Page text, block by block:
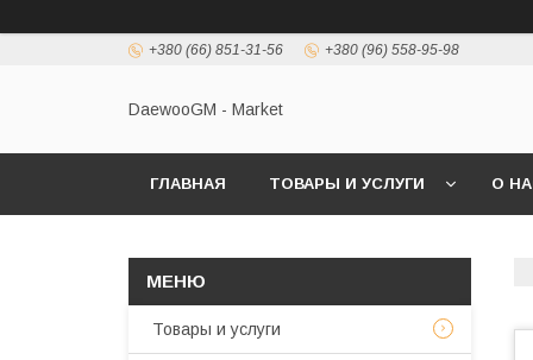
+380 (66) 851-31-56 +380 (96) 558-95-98
DaewooGM - Market
ГЛАВНАЯ ТОВАРЫ И УСЛУГИ О
Товары и услуги